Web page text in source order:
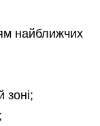
найближчих
зоні;